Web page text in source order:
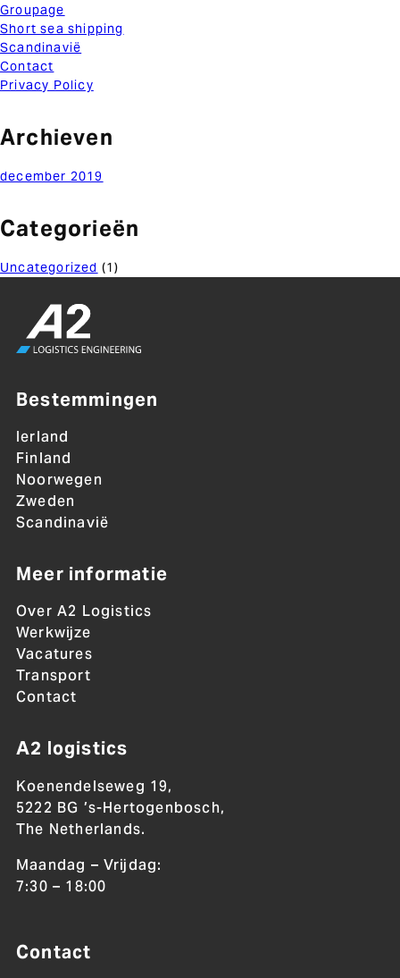
Groupage
Short sea shipping
Scandinavië
Contact
Privacy Policy
Archieven
december 2019
Categorieën
Uncategorized (1)
Bestemmingen
Ierland
Finland
Noorwegen
Zweden
Scandinavië
Meer informatie
Over A2 Logistics
Werkwijze
Vacatures
Transport
Contact
A2 logistics
Koenendelseweg 19,
5222 BG ’s-Hertogenbosch,
The Netherlands.
Maandag – Vrijdag:
7:30 – 18:00
Contact